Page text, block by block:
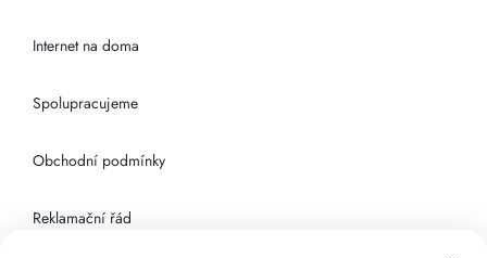
Internet na doma
Spolupracujeme
Obchodní podmínky
Reklamační řád